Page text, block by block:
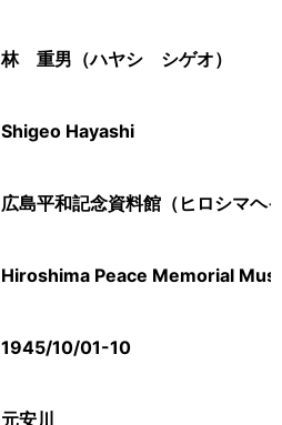
林 重男（ハヤシ シゲオ）
Shigeo Hayashi
広島平和記念資料館（ヒロシマヘ
Hiroshima Peace Memorial
1945/10/01-10
元安川